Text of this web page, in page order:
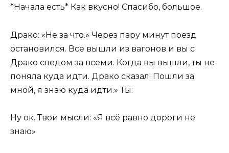
*Начала есть* Как вкусно! Спасибо, большое.
Драко: «Не за что.» Через пару минут поезд
остановился. Все вышли из вагонов и вы с
Драко следом за всеми. Когда вы вышли, ты не
поняла куда идти. Драко сказал: Пошли за
мной, я знаю куда идти.» Ты:
Ну ок. Твои мысли: «Я всё равно дороги не
знаю»